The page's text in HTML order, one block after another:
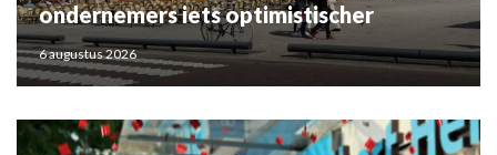
ondernemers iets optimistischer
6 augustus 2026